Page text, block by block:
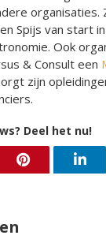
organisaties.
Spijs van start
Ook
& Consult een
zijn
Deel het nu!